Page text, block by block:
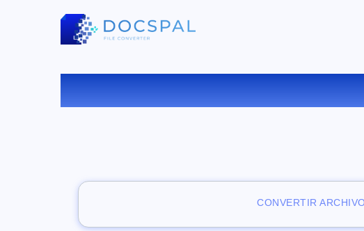
CONVERTIR